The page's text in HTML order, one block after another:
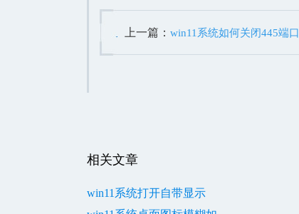
上一篇： win11系统如何关闭445端口
相关文章
win11系统打开自带显示